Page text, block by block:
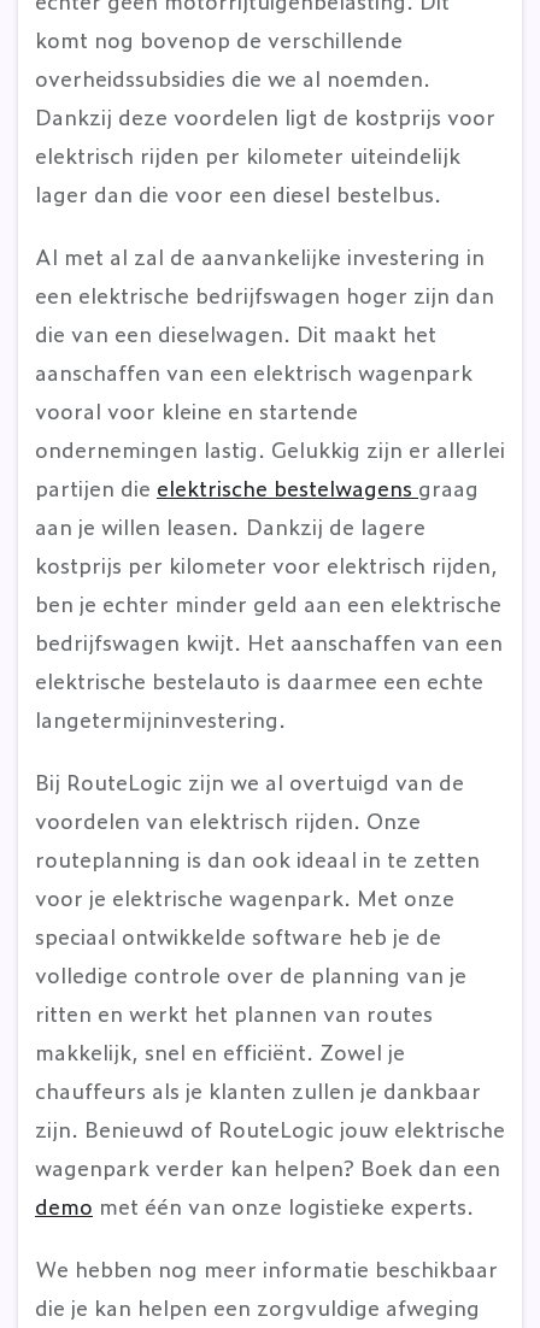
komt nog bovenop de verschillende
overheidssubsidies die we al noemden.
Dankzij deze voordelen ligt de kostprijs voor
elektrisch rijden per kilometer uiteindelijk
lager dan die voor een diesel bestelbus.
Al met al zal de aanvankelijke investering in
een elektrische bedrijfswagen hoger zijn dan
die van een dieselwagen. Dit maakt het
aanschaffen van een elektrisch wagenpark
vooral voor kleine en startende
ondernemingen lastig. Gelukkig zijn er allerlei
partijen die elektrische bestelwagens graag
aan je willen leasen. Dankzij de lagere
kostprijs per kilometer voor elektrisch rijden,
ben je echter minder geld aan een elektrische
bedrijfswagen kwijt. Het aanschaffen van een
elektrische bestelauto is daarmee een echte
langetermijninvestering.
Bij RouteLogic zijn we al overtuigd van de
voordelen van elektrisch rijden. Onze
routeplanning is dan ook ideaal in te zetten
voor je elektrische wagenpark. Met onze
speciaal ontwikkelde software heb je de
volledige controle over de planning van je
ritten en werkt het plannen van routes
makkelijk, snel en efficiënt. Zowel je
chauffeurs als je klanten zullen je dankbaar
zijn. Benieuwd of RouteLogic jouw elektrische
wagenpark verder kan helpen? Boek dan een
demo met één van onze logistieke experts.
We hebben nog meer informatie beschikbaar
die je kan helpen een zorgvuldige afweging